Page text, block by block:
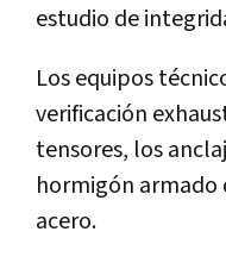
estudio de
Los equipos
verificación
tensores, los
hormigón armado
acero.